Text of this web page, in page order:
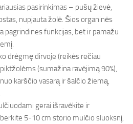
pasirinkimas – pušų žievė,
nupjauta žolė. Šios organinės
pagrindines funkcijas, bet ir pamažu
drėgmę dirvoje (reikės rečiau
(sumažina ravėjimą 90%),
karščio vasarą ir šalčio žiemą,
gerai išravėkite ir
5-10 cm storio mulčio sluoksnį,